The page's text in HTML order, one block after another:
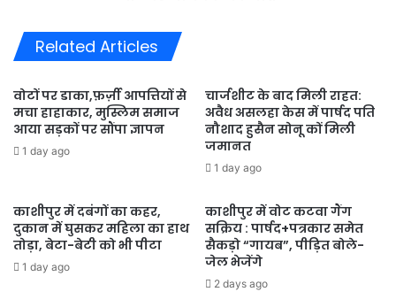
की
मौत
Related Articles
वोटों पर डाका,फ़र्ज़ी आपत्तियों से
मचा हाहाकार, मुस्लिम समाज
आया सड़कों पर सौंपा ज्ञापन
1 day ago
चार्जशीट के बाद मिली राहत:
अवैध असलहा केस में पार्षद पति
नौशाद हुसैन सोनू कों मिली
जमानत
1 day ago
काशीपुर में दबंगों का कहर,
दुकान में घुसकर महिला का हाथ
तोड़ा, बेटा-बेटी को भी पीटा
1 day ago
काशीपुर में वोट कटवा गैंग
सक्रिय : पार्षद+पत्रकार समेत
सैकड़ो “गायब”, पीड़ित बोले-
जेल भेजेंगे
2 days ago